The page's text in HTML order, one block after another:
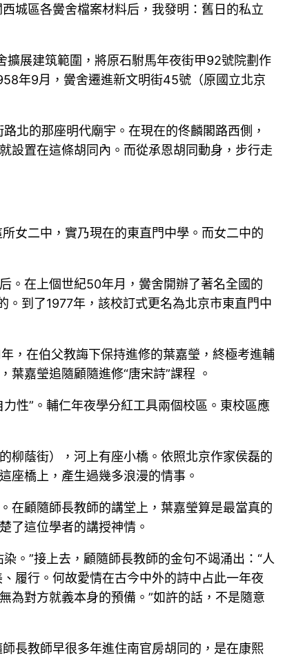
城區各黌舍檔案材料后，我發明：舊日的私立
展建筑範圍，將原石駙馬年夜街甲92號院劃作
年9月，黌舍遷進新文明街45號（原國立北京
北的那座明代廟宇。在現在的佟麟閣路西側，
設置在這條胡同內。而從承恩胡同動身，步行走
女二中，實乃現在的東直門中學。而女二中的
。在上個世紀50年月，黌舍開辦了著名全國的
。到了1977年，該校訂式更名為北京市東直門中
，在伯父教誨下保持進修的葉嘉瑩，終極考進輔
嘉瑩追隨顧隨進修“唐宋詩”課程 。
性”。輔仁年夜學分紅工具兩個校區。東校區應
柳蔭街），河上有座小橋。依照北京作家侯磊的
座橋上，產生過幾多浪漫的情事。
在顧隨師長教師的講堂上，葉嘉瑩算是最當真的
了這位學者的講授神情。
。”接上去，顧隨師長教師的金句不竭涌出：“人
履行。何故愛情在古今中外的詩中占此一年夜
為對方就義本身的預備。”如許的話，不是隨意
長教師早很多年進住南官房胡同的，是在康熙